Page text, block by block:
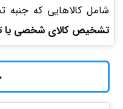
شامل کالاهایی که
تشخیص کالای شخصی یا